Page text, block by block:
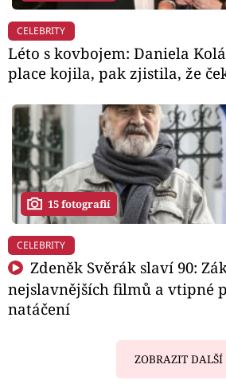
CELEBRITY
Léto s kovbojem: Daniela
place kojila, pak zjistila, že
15 fotografií
CELEBRITY
Zdeněk Svěrák slaví 90:
nejslavnějších filmů a vtipné
natáčení
ZOBRAZIT DALŠÍ